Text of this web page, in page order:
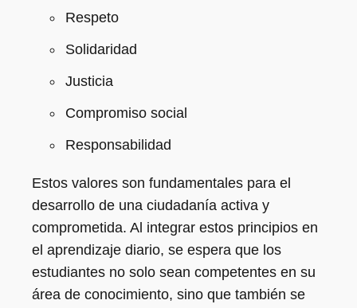
Respeto
Solidaridad
Justicia
Compromiso social
Responsabilidad
Estos valores son fundamentales para el
desarrollo de una ciudadanía activa y
comprometida. Al integrar estos principios en
el aprendizaje diario, se espera que los
estudiantes no solo sean competentes en su
área de conocimiento, sino que también se